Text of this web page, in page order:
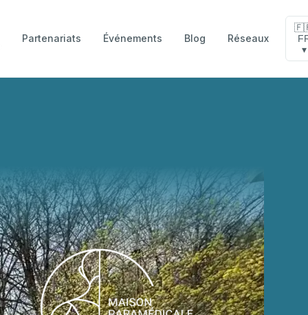
Partenariats Événements Blog Réseaux
▾